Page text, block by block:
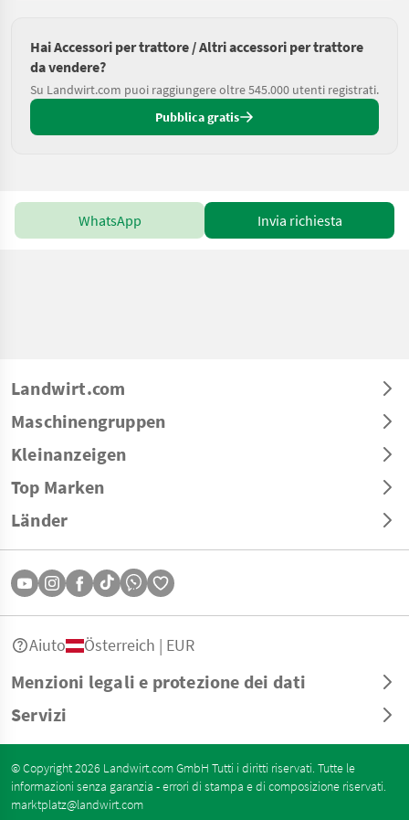
Hai Accessori per trattore / Altri accessori per trattore
da vendere?
Su Landwirt.com puoi raggiungere oltre 545.000 utenti registrati.
Pubblica gratis
WhatsApp Invia richiesta
Landwirt.com
Maschinengruppen
Kleinanzeigen
Top Marken
Länder
Menzioni legali e protezione dei dati
Servizi
Aiuto Österreich | EUR
© Copyright 2026 Landwirt.com GmbH Tutti i diritti riservati. Tutte le
informazioni senza garanzia - errori di stampa e di composizione riservati.
marktplatz@landwirt.com